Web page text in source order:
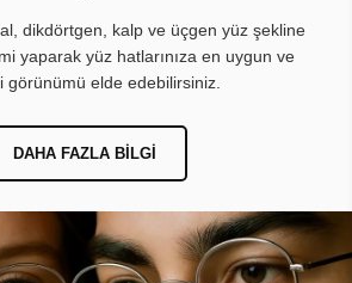
dikdörtgen, kalp ve üçgen yüz şekline
yaparak yüz hatlarınıza en uygun ve
görünümü elde edebilirsiniz.
DAHA FAZLA BILGI